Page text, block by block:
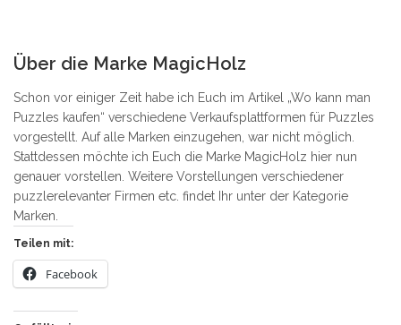
Über die Marke MagicHolz
Schon vor einiger Zeit habe ich Euch im Artikel „Wo kann man
Puzzles kaufen“ verschiedene Verkaufsplattformen für Puzzles
vorgestellt. Auf alle Marken einzugehen, war nicht möglich.
Stattdessen möchte ich Euch die Marke MagicHolz hier nun
genauer vorstellen. Weitere Vorstellungen verschiedener
puzzlerelevanter Firmen etc. findet Ihr unter der Kategorie
Marken.
Teilen mit:
Facebook